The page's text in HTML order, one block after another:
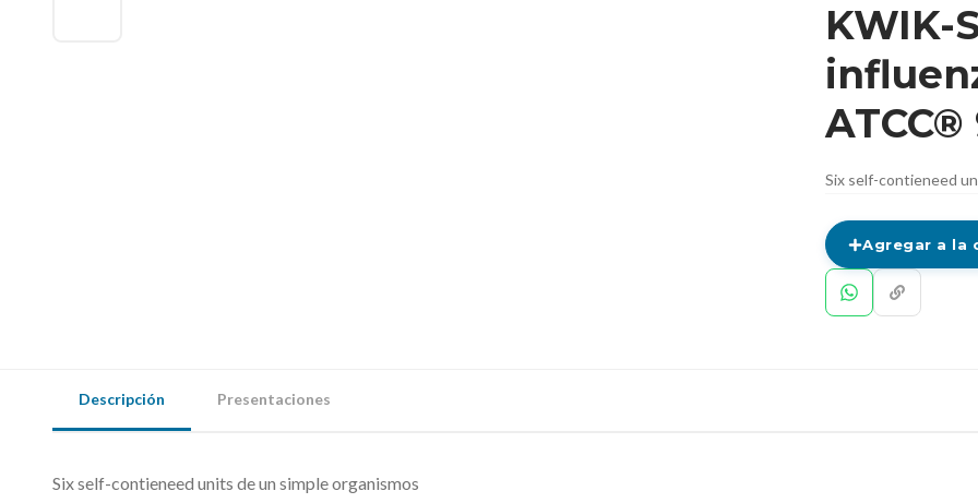
KWIK-
Six self-contieneed
Agregar a la
Descripción Presentaciones
Six self-contieneed units de un simple organismos